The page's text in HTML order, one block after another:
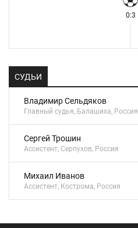
0:3
СУДЬИ
Владимир Сельдяков
Главный судья, Балашиха, Россия
Сергей Трошин
Ассистент, Серпухов, Россия
Михаил Иванов
Ассистент, Кострома, Россия